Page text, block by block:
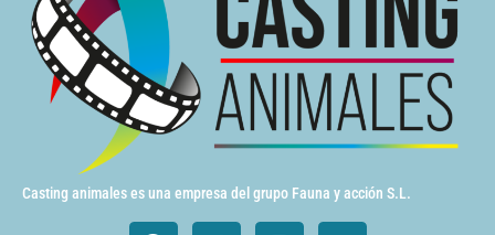
Casting animales es una empresa del grupo Fauna y acción S.L.